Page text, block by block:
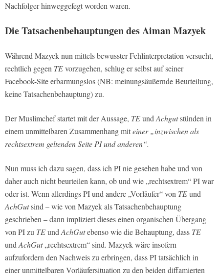
Nachfolger hinweggefegt worden waren.
Die Tatsachenbehauptungen des Aiman Mazyek
Während Mazyek nun mittels bewusster Fehlinterpretation versucht,
rechtlich gegen TEvorzugehen, schlug er selbst auf seiner
Facebook-Site erbarmungslos (NB: meinungsäußernde Beurteilung,
keine Tatsachenbehauptung) zu.
Der Muslimchef startet mit der Aussage, TEundAchgutstünden in
einem unmittelbaren Zusammenhang miteiner „inzwischen als
rechtsextrem geltenden Seite PI und anderen“.
Nun muss ich dazu sagen, dass ich PI nie gesehen habe und von
daher auch nicht beurteilen kann, ob und wie „rechtsextrem“ PI war
oder ist. Wenn allerdings PI und andere „Vorläufer“ von TEund
AchGutsind – wie von Mazyek als Tatsachenbehauptung
geschrieben – dann impliziert dieses einen organischen Übergang
von PI zu TEundAchGutebenso wie die Behauptung, dass TE
undAchGut„rechtsextrem“ sind. Mazyek wäre insofern
aufzufordern den Nachweis zu erbringen, dass PI tatsächlich in
einer unmittelbaren Vorläufersituation zu den beiden diffamierten